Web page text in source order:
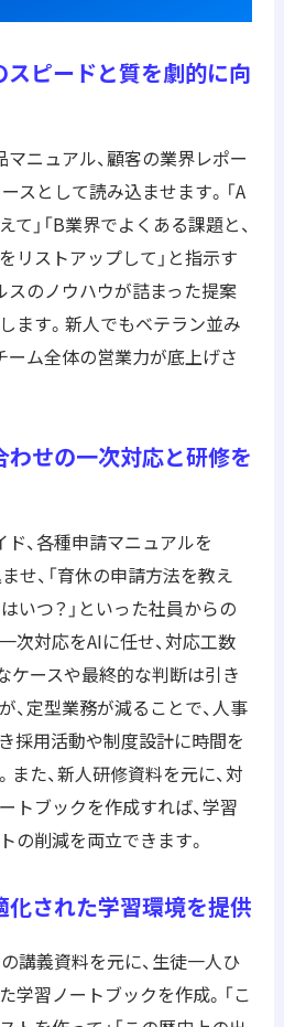
スピードと質を劇的に向
ニュアル、顧客の業界レポー
スとして読み込ませます。「A
」「B業界でよくある課題と、
リストアップして」と指示す
スのノウハウが詰まった提案
ます。新人でもベテラン並み
ーム全体の営業力が底上げさ
わせの一次対応と研修を
、各種申請マニュアルを
、「育休の申請方法を教え
いつ？」といった社員からの
次対応をAIに任せ、対応工数
ケースや最終的な判断は引き
、定型業務が減ることで、人事
採用活動や制度設計に時間を
た、新人研修資料を元に、対
トブックを作成すれば、学習
の削減を両立できます。
化された学習環境を提供
講義資料を元に、生徒一人ひ
学習ノートブックを作成。「こ